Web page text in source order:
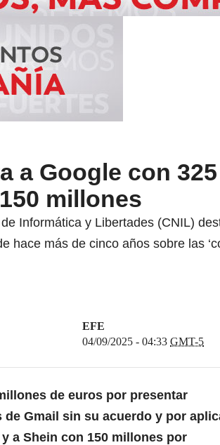
a Google con
millones
Informática y Libertades (CNIL)
hace más de cinco años sobre las
EFE
04/09/2025 - 04:33 GMT-5
de euros por presentar
Gmail sin su acuerdo y por
a Shein con 150 millones por